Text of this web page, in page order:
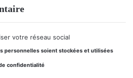
votre réseau social
personnelles soient stockées et utilisées
confidentialité